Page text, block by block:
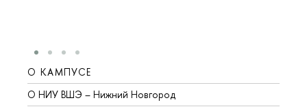
О КАМПУСЕ
О НИУ ВШЭ – Нижний Новгород